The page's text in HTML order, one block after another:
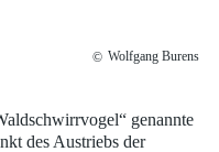
© Wolfgang Burens
genannte
des Austriebs der